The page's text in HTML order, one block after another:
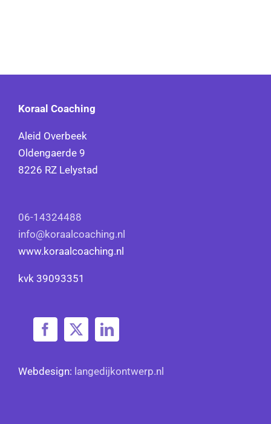
Koraal Coaching
Aleid Overbeek
Oldengaerde 9
8226 RZ Lelystad
06-14324488
info@koraalcoaching.nl
www.koraalcoaching.nl
kvk 39093351
Webdesign: langedijkontwerp.nl